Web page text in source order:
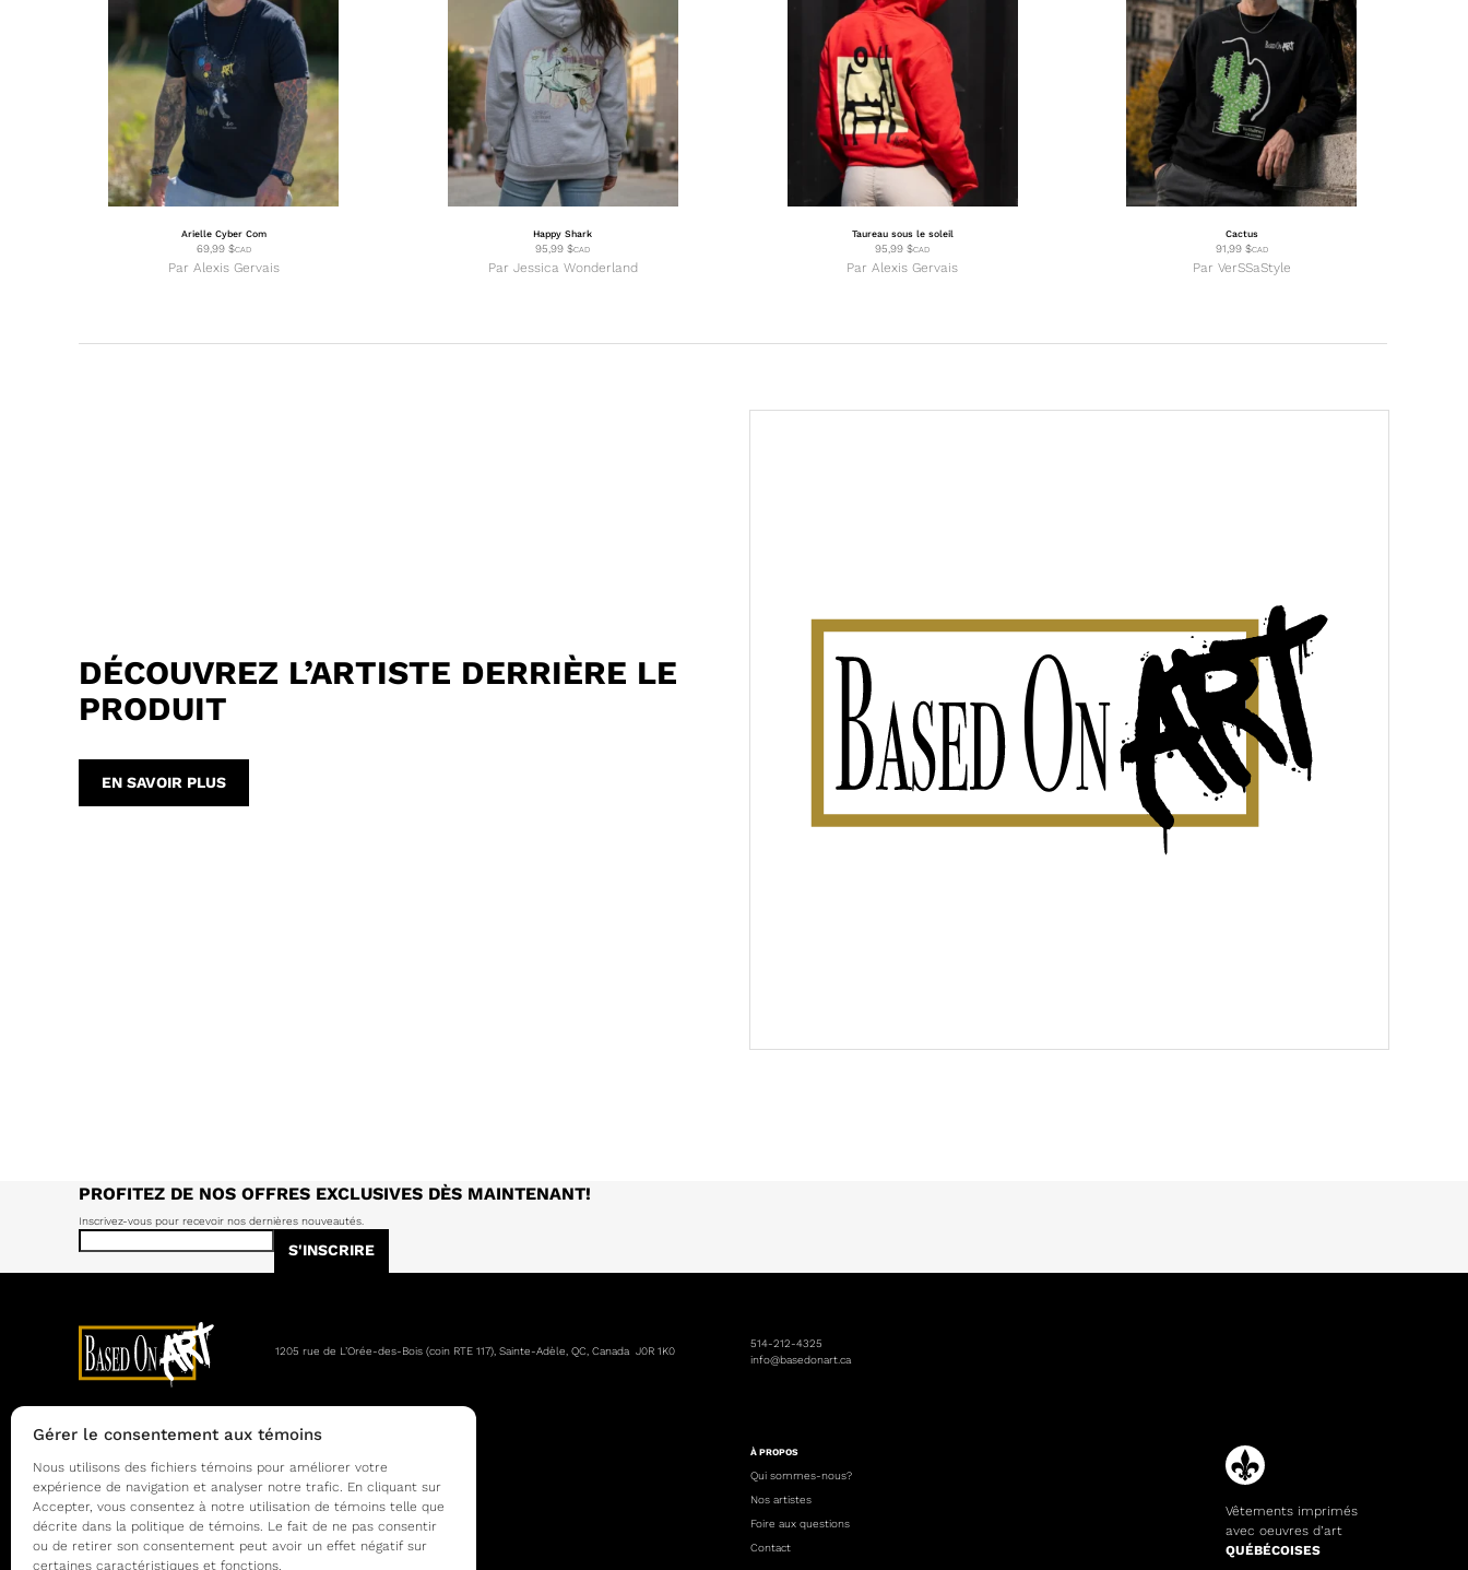
Gérer le consentement aux témoins
Nous utilisons des fichiers témoins pour améliorer votre
expérience de navigation et analyser notre trafic. En cliquant sur
Accepter, vous consentez à notre utilisation de témoins telle que
décrite dans la politique de témoins. Le fait de ne pas consentir
ou de retirer son consentement peut avoir un effet négatif sur
certaines caractéristiques et fonctions.
Arielle Cyber Com
69,99 $CAD
Par Alexis Gervais
Happy Shark
95,99$CAD
Par Jessica Wonderland
Taureau sous le soleil
95,99$CAD
ParAlexis Gervais
Cactus
91,99 $CAD
Par VerSSaStyle
DÉCOUVREZ L’ARTISTE DERRIÈRE LE
PRODUIT
EN SAVOIR PLUS
PROFITEZ DE NOS OFFRES EXCLUSIVES DÈS MAINTENANT!
Inscrivez-vous pour recevoir nos dernières nouveautés.
S'INSCRIRE
1205 rue de L’Orée-des-Bois (coin RTE 117), Sainte-Adèle, QC, Canada J0R 1K0
514-212-4325
info@basedonart.ca
T-shirt
T-shirt à manche longue
Sweater à col rond
Sweater à capuche
À PROPOS
Qui sommes-nous?
Nos artistes
Foire aux questions
Contact
Vêtements imprimés
avec oeuvres d’art
QUÉBÉCOISES